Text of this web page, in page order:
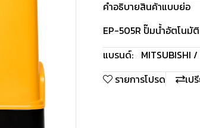
คำอธิบายสินค้าแบบย่อ
EP-505R ปั๊มน้ำอัตโน
แบรนด์: MITSUBISHI
รายการโปรด
เป